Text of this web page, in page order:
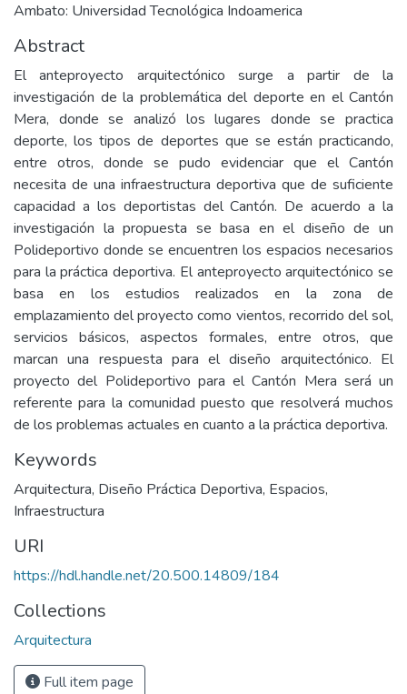
Ambato: Universidad Tecnológica Indoamerica
Abstract
El anteproyecto arquitectónico surge a partir de la
investigación de la problemática del deporte en el Cantón
Mera, donde se analizó los lugares donde se practica
deporte, los tipos de deportes que se están practicando,
entre otros, donde se pudo evidenciar que el Cantón
necesita de una infraestructura deportiva que de suficiente
capacidad a los deportistas del Cantón. De acuerdo a la
investigación la propuesta se basa en el diseño de un
Polideportivo donde se encuentren los espacios necesarios
para la práctica deportiva. El anteproyecto arquitectónico se
basa en los estudios realizados en la zona de
emplazamiento del proyecto como vientos, recorrido del sol,
servicios básicos, aspectos formales, entre otros, que
marcan una respuesta para el diseño arquitectónico. El
proyecto del Polideportivo para el Cantón Mera será un
referente para la comunidad puesto que resolverá muchos
de los problemas actuales en cuanto a la práctica deportiva.
Keywords
Arquitectura, Diseño Práctica Deportiva, Espacios,
Infraestructura
URI
https://hdl.handle.net/20.500.14809/184
Collections
Arquitectura
Full item page